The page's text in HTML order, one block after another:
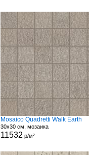
Mosaico Quadretti Walk Earth
30x30 см, мозаика
11532 р/м²